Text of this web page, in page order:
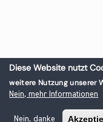
Diese Website nutzt
weitere Nutzung unserer
Nein, mehr Informationen
Nein, danke